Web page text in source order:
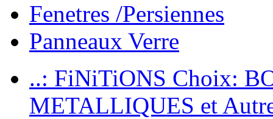
Fenetres /Persiennes
Panneaux Verre
..: FiNiTiONS Choix:
METALLIQUES et